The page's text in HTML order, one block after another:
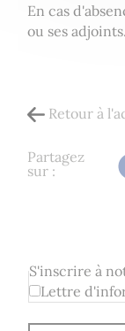
En cas
ou ses adjoints.
Retour à
Partagez
sur :
S'inscrire à
Lettre